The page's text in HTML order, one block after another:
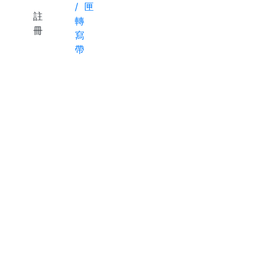
註
冊
/
轉
寫
帶
匣